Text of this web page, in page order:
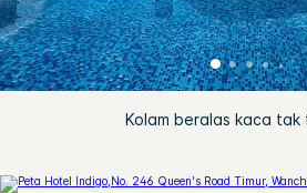
Kolam beralas kaca